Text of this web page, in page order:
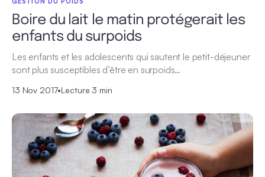
Boire du lait le matin protégerait les
enfants du surpoids
Les enfants et les adolescents qui sautent le petit-déjeuner
sont plus susceptibles d’être en surpoids…
13 Nov 2017•Lecture 3 min